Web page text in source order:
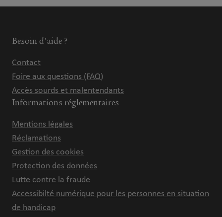
Besoin d'aide ?
Contact
Foire aux questions (FAQ)
Accès sourds et malentendants
Informations réglementaires
Mentions légales
Réclamations
Gestion des cookies
Protection des données
Lutte contre la fraude
Accessibilté numérique pour les personnes en situation
de handicap